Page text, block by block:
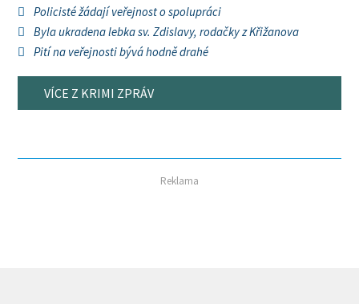
Policisté žádají veřejnost o spolupráci
Byla ukradena lebka sv. Zdislavy, rodačky z Křižanova
Pití na veřejnosti bývá hodně drahé
VÍCE Z KRIMI ZPRÁV
Reklama